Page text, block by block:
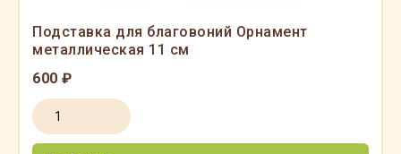
Подставка для благовоний Орнамент
металлическая 11 см
600 ₽